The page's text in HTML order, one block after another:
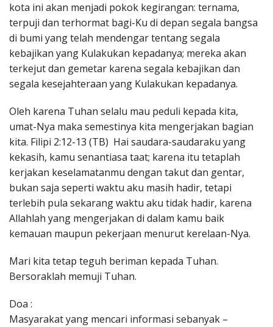
kota ini akan menjadi pokok kegirangan: ternama,
terpuji dan terhormat bagi-Ku di depan segala bangsa
di bumi yang telah mendengar tentang segala
kebajikan yang Kulakukan kepadanya; mereka akan
terkejut dan gemetar karena segala kebajikan dan
segala kesejahteraan yang Kulakukan kepadanya.
Oleh karena Tuhan selalu mau peduli kepada kita,
umat-Nya maka semestinya kita mengerjakan bagian
kita. Filipi 2:12-13 (TB) Hai saudara-saudaraku yang
kekasih, kamu senantiasa taat; karena itu tetaplah
kerjakan keselamatanmu dengan takut dan gentar,
bukan saja seperti waktu aku masih hadir, tetapi
terlebih pula sekarang waktu aku tidak hadir, karena
Allahlah yang mengerjakan di dalam kamu baik
kemauan maupun pekerjaan menurut kerelaan-Nya.
Mari kita tetap teguh beriman kepada Tuhan.
Bersoraklah memuji Tuhan.
Doa :
Masyarakat yang mencari informasi sebanyak –